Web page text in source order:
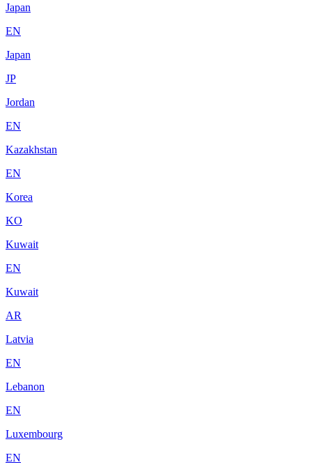
Japan
EN
Japan
JP
Jordan
EN
Kazakhstan
EN
Korea
KO
Kuwait
EN
Kuwait
AR
Latvia
EN
Lebanon
EN
Luxembourg
EN